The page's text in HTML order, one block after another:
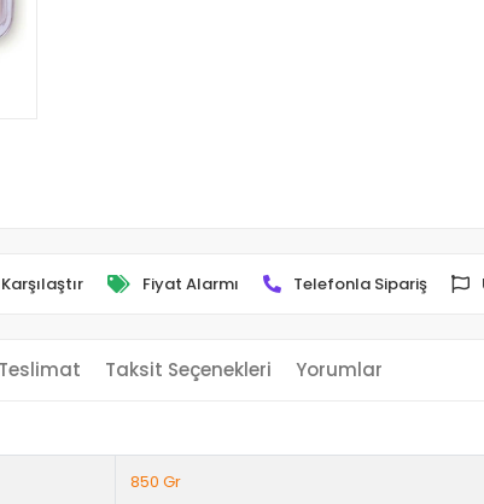
Karşılaştır Fiyat Alarmı Telefonla Sipariş
Taksit Seçenekleri Yorumlar
850 Gr